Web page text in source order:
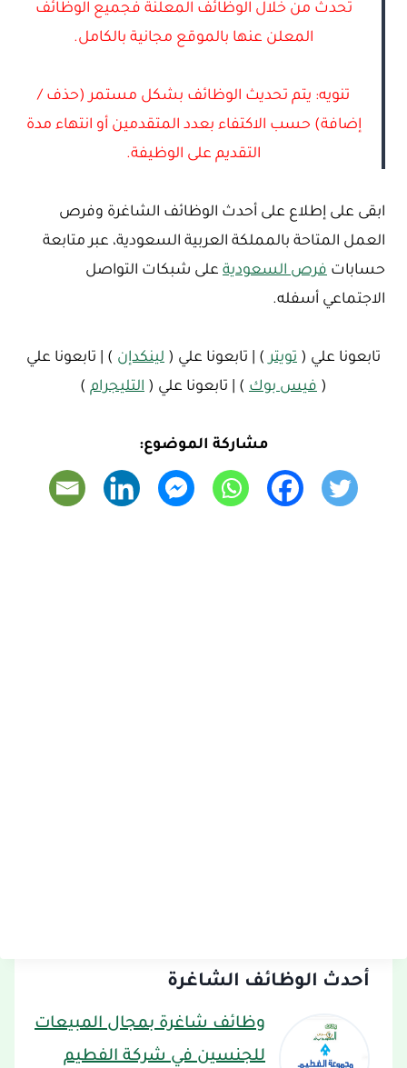
تحدث من خلال الوظائف المعلنة فجميع الوظائف
المعلن عنها بالموقع مجانية بالكامل.
تنويه: يتم تحديث الوظائف بشكل مستمر (حذف /
إضافة) حسب الاكتفاء بعدد المتقدمين أو انتهاء مدة
التقديم على الوظيفة.
ابقى على إطلاع على أحدث الوظائف الشاغرة وفرص
العمل المتاحة بالمملكة العربية السعودية، عبر متابعة
حسابات فرص السعودية على شبكات التواصل
الاجتماعي أسفله.
تابعونا علي ( تويتر ) | تابعونا علي ( لينكدإن ) | تابعونا علي
( فيس بوك ) | تابعونا علي ( التليجرام )
مشاركة الموضوع:
أحدث الوظائف الشاغرة
وظائف شاغرة بمجال المبيعات
للجنسين في شركة الفطيم